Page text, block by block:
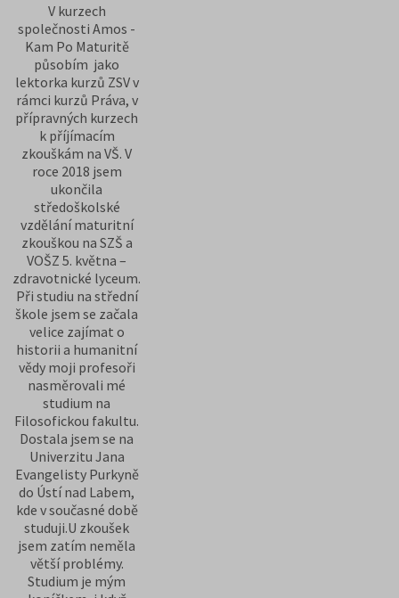
V kurzech
společnosti Amos -
Kam Po Maturitě
působím jako
lektorka kurzů ZSV v
rámci kurzů Práva, v
přípravných kurzech
k příjímacím
zkouškám na VŠ. V
roce 2018 jsem
ukončila
středoškolské
vzdělání maturitní
zkouškou na SZŠ a
VOŠZ 5. května –
zdravotnické lyceum.
Při studiu na střední
škole jsem se začala
velice zajímat o
historii a humanitní
vědy moji profesoři
nasměrovali mé
studium na
Filosofickou fakultu.
Dostala jsem se na
Univerzitu Jana
Evangelisty Purkyně
do Ústí nad Labem,
kde v současné době
studuji.U zkoušek
jsem zatím neměla
větší problémy.
Studium je mým